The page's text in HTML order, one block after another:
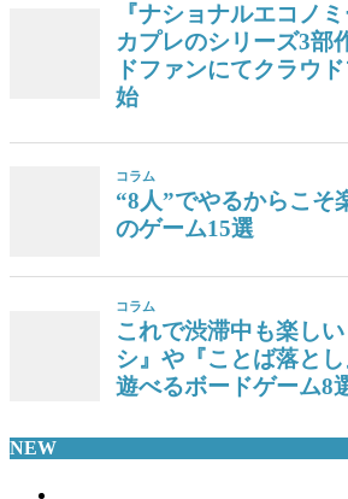
『ナショナルエコノ
カプレのシリーズ3部
ドファンにてクラウ
始
コラム
“8人”でやるからこそ
のゲーム15選
コラム
これで渋滞中も楽し
シ』や『ことば落と
遊べるボードゲーム8
NEW